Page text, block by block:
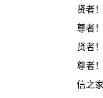
贤者
尊者
贤者
尊者
信之